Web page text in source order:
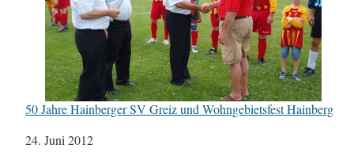
50 Jahre Hainberger SV Greiz und Wohngebietsfest Hainberg
Datum
24. Juni 2012